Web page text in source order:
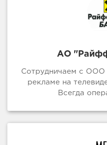
АО
Сотрудничаем с ООО
рекламе на
Всегда